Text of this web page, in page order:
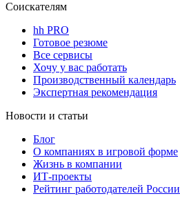
Соискателям
hh PRO
Готовое резюме
Все сервисы
Хочу у вас работать
Производственный календарь
Экспертная рекомендация
Новости и статьи
Блог
О компаниях в игровой форме
Жизнь в компании
ИТ-проекты
Рейтинг работодателей России